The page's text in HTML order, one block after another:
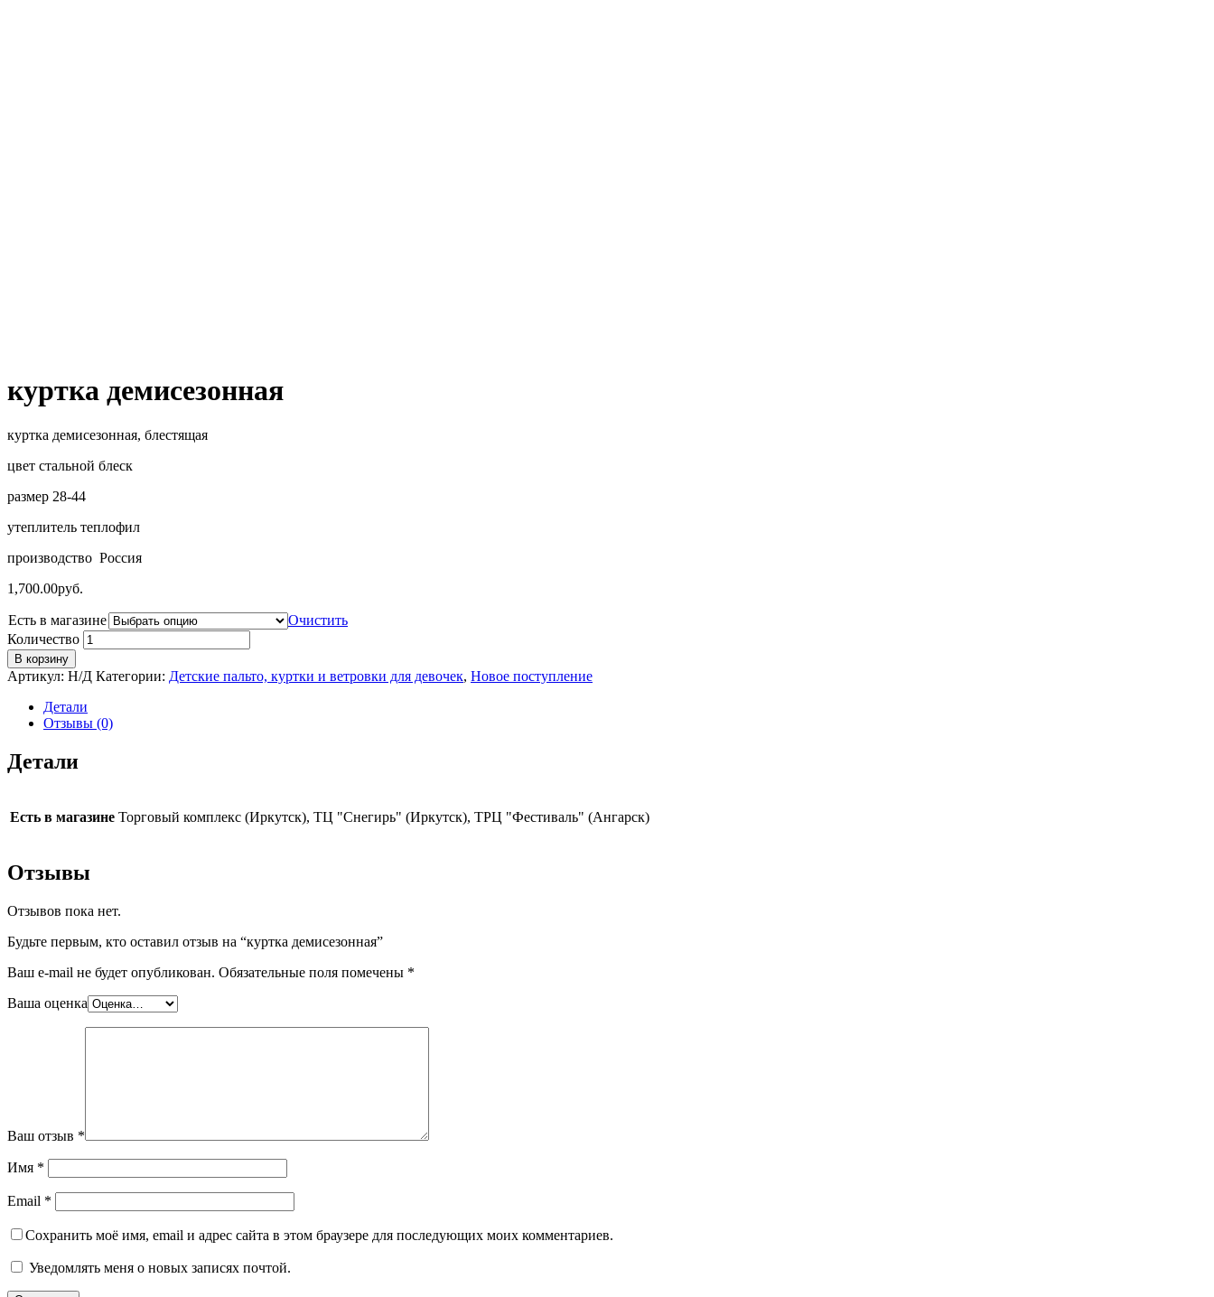
куртка демисезонная
куртка демисезонная, блестящая
цвет стальной блеск
размер 28-44
утеплитель теплофил
производство Россия
1,700.00руб.
Есть в магазине
Очистить
Количество
В корзину
Артикул: Н/Д Категории: Детские пальто, куртки и ветровки для девочек, Новое поступление
Детали
Отзывы (0)
Детали
Есть в магазине Торговый комплекс (Иркутск), ТЦ "Снегирь" (Иркутск), ТРЦ "Фестиваль" (Ангарск)
Отзывы
Отзывов пока нет.
Будьте первым, кто оставил отзыв на “куртка демисезонная”
Ваш e-mail не будет опубликован. Обязательные поля помечены *
Ваша оценка
Ваш отзыв *
Имя *
Email *
Сохранить моё имя, email и адрес сайта в этом браузере для последующих моих комментариев.
Уведомлять меня о новых записях почтой.